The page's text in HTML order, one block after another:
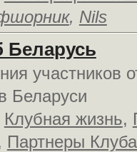
, Nils
Беларусь
участников
Беларуси
Клубная жизнь,
Партнеры